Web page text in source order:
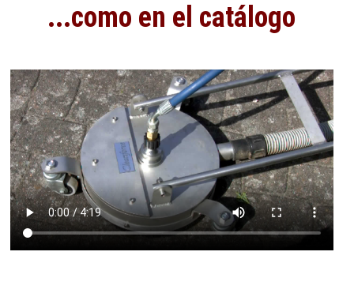
...como en el catálogo